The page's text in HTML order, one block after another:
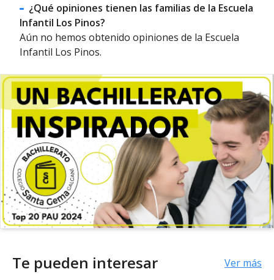
¿Qué opiniones tienen las familias de la Escuela
Infantil Los Pinos?
Aún no hemos obtenido opiniones de la Escuela
Infantil Los Pinos.
Te pueden interesar Ver más